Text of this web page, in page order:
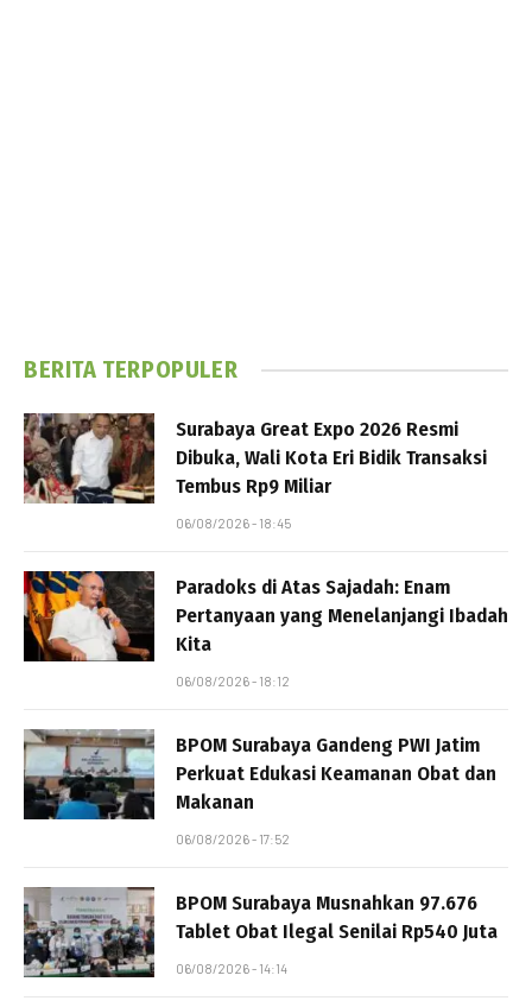
BERITA TERPOPULER
Surabaya Great Expo 2026 Resmi
Dibuka, Wali Kota Eri Bidik Transaksi
Tembus Rp9 Miliar
06/08/2026 - 18:45
Paradoks di Atas Sajadah: Enam
Pertanyaan yang Menelanjangi Ibadah
Kita
06/08/2026 - 18:12
BPOM Surabaya Gandeng PWI Jatim
Perkuat Edukasi Keamanan Obat dan
Makanan
06/08/2026 - 17:52
BPOM Surabaya Musnahkan 97.676
Tablet Obat Ilegal Senilai Rp540 Juta
06/08/2026 - 14:14